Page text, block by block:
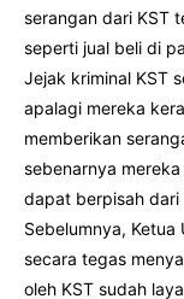
serangan dari KST
seperti jual beli di
Jejak kriminal KST
apalagi mereka
memberikan
sebenarnya
dapat berpisah dari
Sebelumnya,
secara tegas
oleh KST sudah